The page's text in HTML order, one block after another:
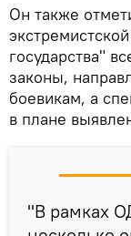
Он также
государства"
законы,
боевикам, а
в плане
"В рамках